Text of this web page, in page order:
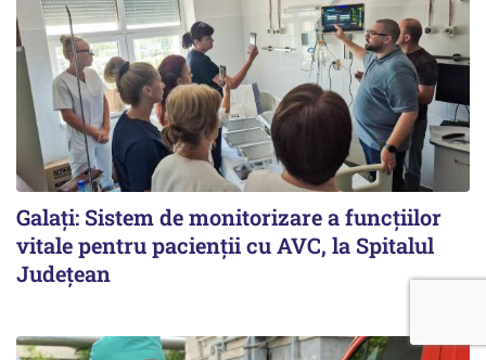
Galați: Sistem de monitorizare a funcțiilor
vitale pentru pacienții cu AVC, la Spitalul
Județean